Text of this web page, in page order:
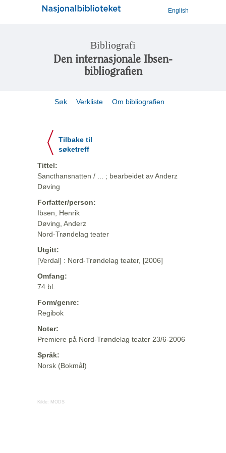
English
Bibliografi
Den internasjonale Ibsen-
bibliografien
Søk Verkliste Om bibliografien
Tilbake til
søketreff
Tittel:
Sancthansnatten / ... ; bearbeidet av Anderz
Døving
Forfatter/person:
Ibsen, Henrik
Døving, Anderz
Nord-Trøndelag teater
Utgitt:
[Verdal] : Nord-Trøndelag teater, [2006]
Omfang:
74 bl.
Form/genre:
Regibok
Noter:
Premiere på Nord-Trøndelag teater 23/6-2006
Språk:
Norsk (Bokmål)
Kilde: MODS